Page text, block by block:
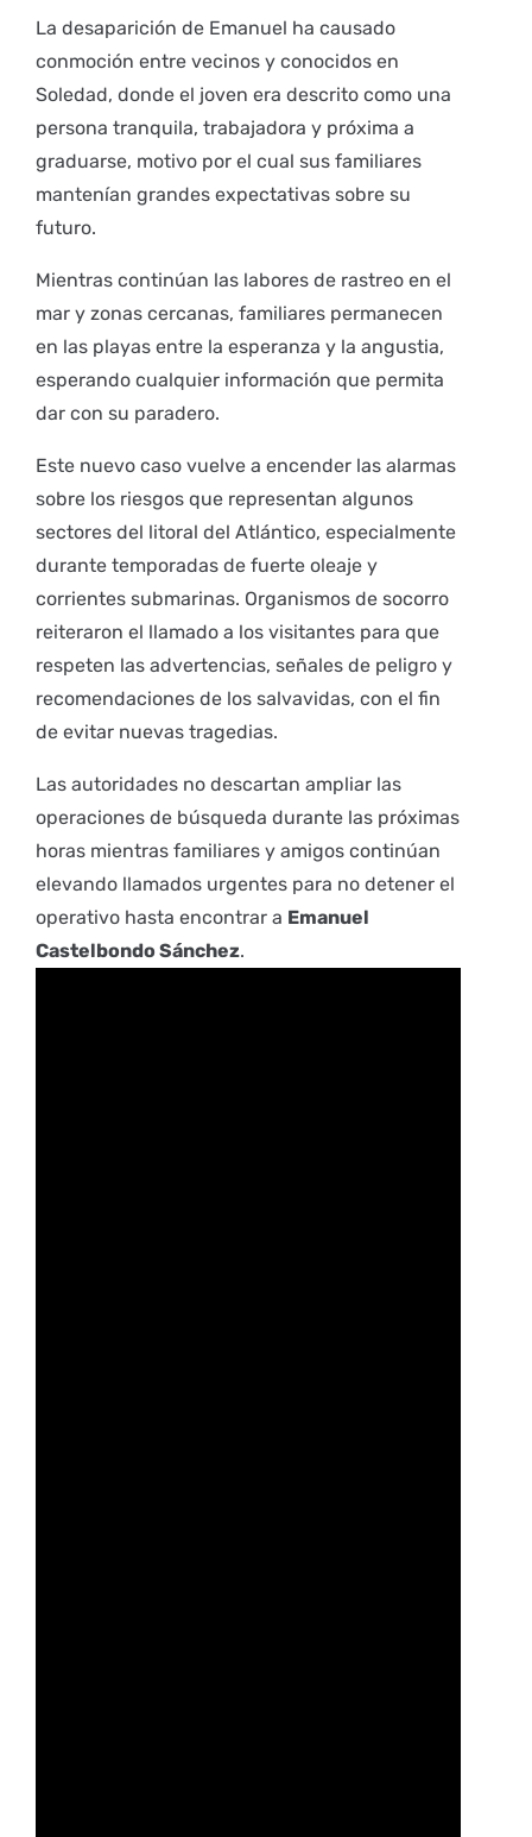
La desaparición de Emanuel ha causado
conmoción entre vecinos y conocidos en
Soledad, donde el joven era descrito como una
persona tranquila, trabajadora y próxima a
graduarse, motivo por el cual sus familiares
mantenían grandes expectativas sobre su
futuro.
Mientras continúan las labores de rastreo en el
mar y zonas cercanas, familiares permanecen
en las playas entre la esperanza y la angustia,
esperando cualquier información que permita
dar con su paradero.
Este nuevo caso vuelve a encender las alarmas
sobre los riesgos que representan algunos
sectores del litoral del Atlántico, especialmente
durante temporadas de fuerte oleaje y
corrientes submarinas. Organismos de socorro
reiteraron el llamado a los visitantes para que
respeten las advertencias, señales de peligro y
recomendaciones de los salvavidas, con el fin
de evitar nuevas tragedias.
Las autoridades no descartan ampliar las
operaciones de búsqueda durante las próximas
horas mientras familiares y amigos continúan
elevando llamados urgentes para no detener el
operativo hasta encontrar a Emanuel
Castelbondo Sánchez.